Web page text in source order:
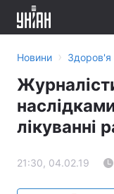
Новини › Здоров'я
лікуванні
21:30, 04.02.19